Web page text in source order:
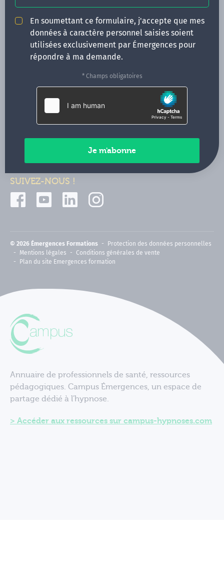
En soumettant ce formulaire, j'accepte que mes
données à caractère personnel saisies soient
utilisées exclusivement par Émergences pour
répondre à ma demande.
* Champs obligatoires
INFOS PRATIQUES
Qui sommes-nous ?
CONTACT
35000 Rennes
02 99 05 25 47
Contactez-nous
Paiements sécurisés
SUIVEZ-NOUS !
© 2026 Émergences Formations
Protection des données personnelles
Mentions légales
Conditions générales de vente
Plan du site Emergences formation
Annuaire de professionnels de santé, ressources
pédagogiques. Campus Émergences, un espace de
partage dédié à l'hypnose.
Accéder aux ressources sur campus-hypnoses.com